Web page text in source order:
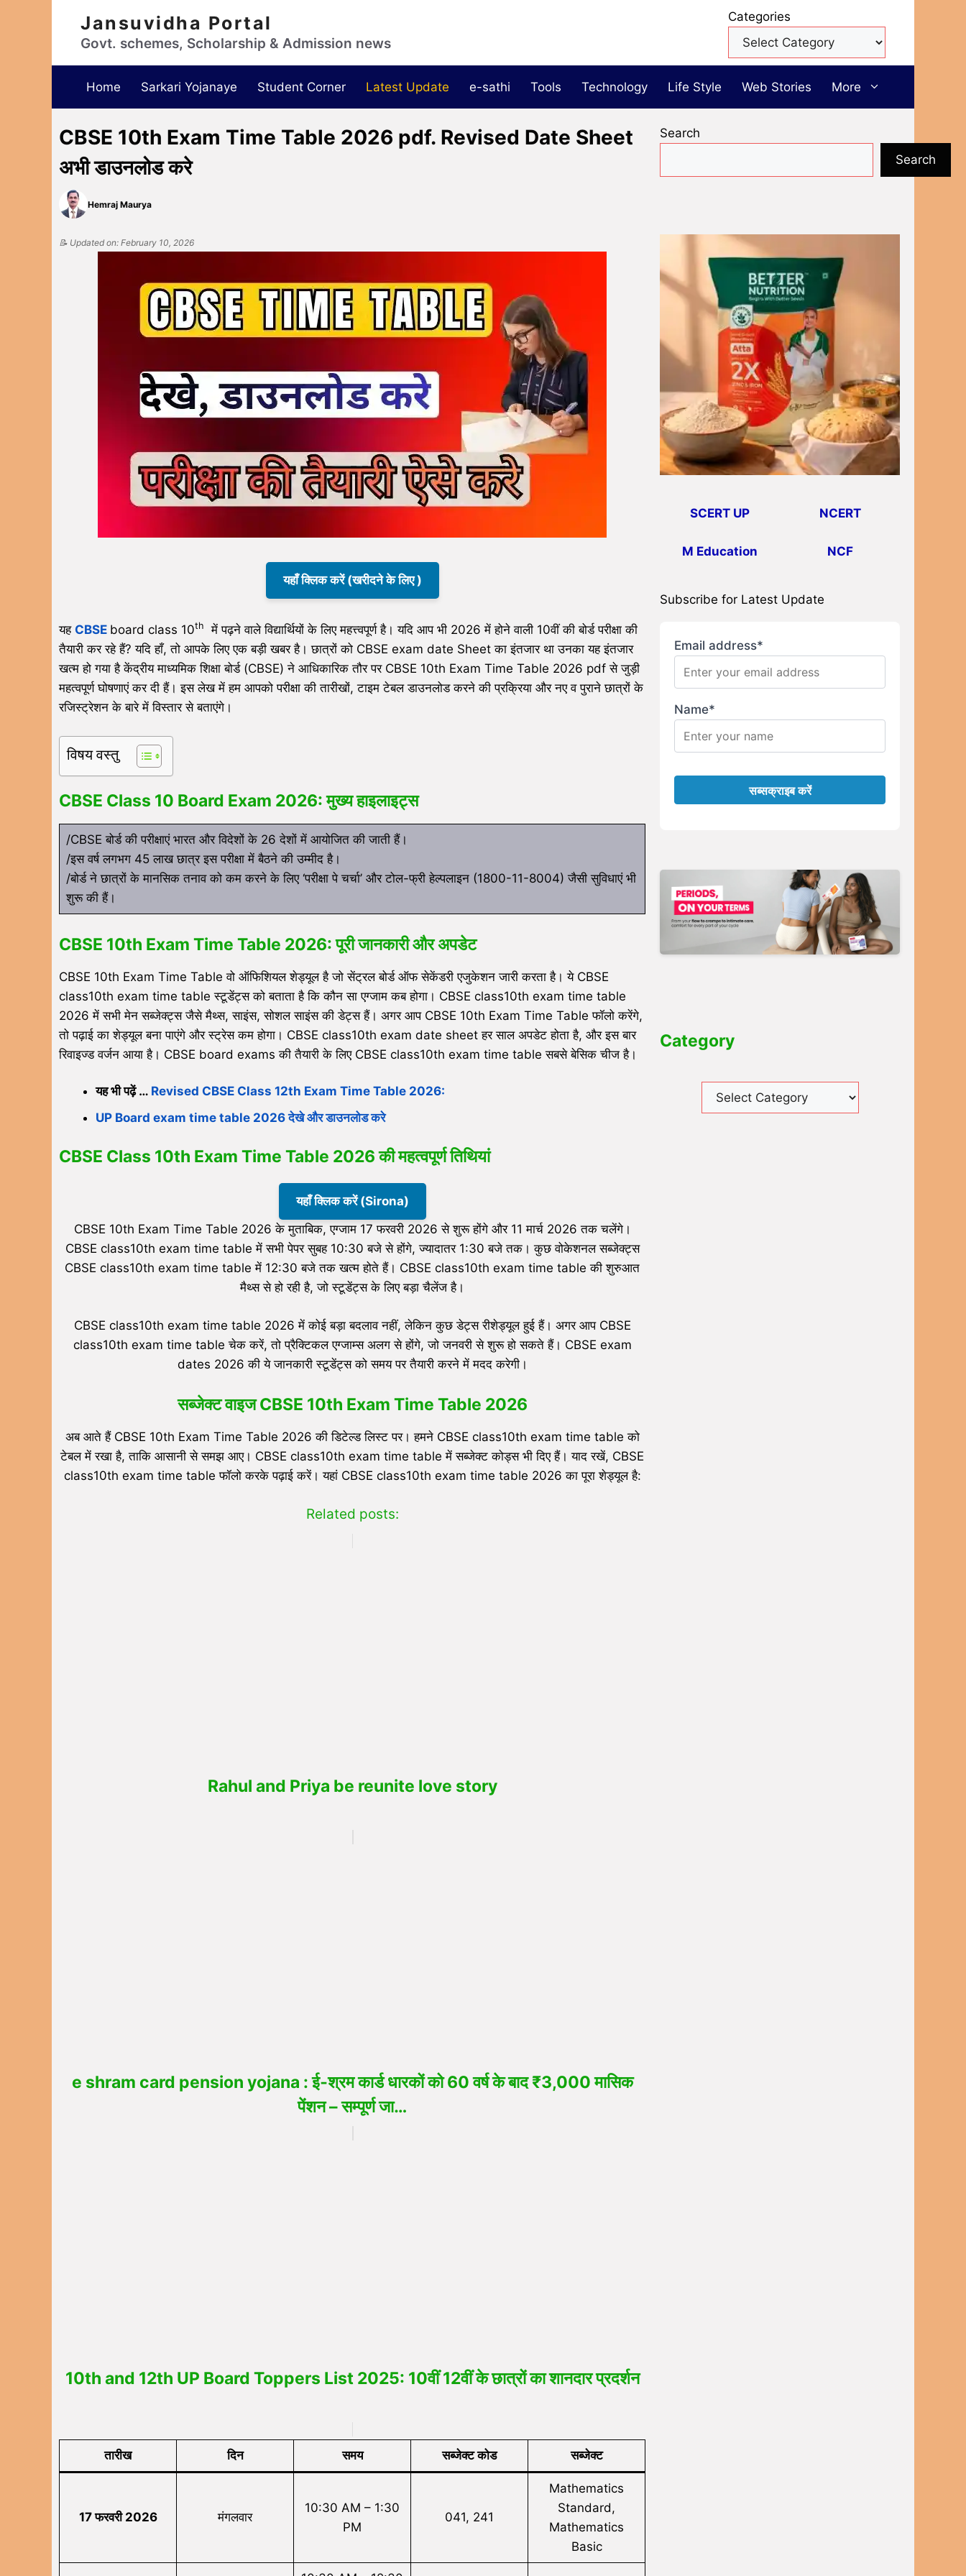
Jansuvidha Portal
Govt. schemes, Scholarship & Admission news
Categories
Home Sarkari Yojanaye Student Corner Latest Update e-sathi Tools Technology Life Style Web Stories More
CBSE 10th Exam Time Table 2026 pdf. Revised Date Sheet
अभी डाउनलोड करे
Hemraj Maurya
📝 Updated on: February 10, 2026
यहाँ क्लिक करें (खरीदने के लिए )
यह CBSE board class 10th
में पढ़ने वाले विद्यार्थियों के लिए महत्त्वपूर्ण है। यदि आप भी 2026 में होने वाली 10वीं की बोर्ड परीक्षा की
तैयारी कर रहे हैं? यदि हाँ, तो आपके लिए एक बड़ी खबर है। छात्रों को CBSE exam date Sheet का इंतजार था उनका यह इंतजार
खत्म हो गया है केंद्रीय माध्यमिक शिक्षा बोर्ड (CBSE) ने आधिकारिक तौर पर CBSE 10th Exam Time Table 2026 pdf से जुड़ी
महत्वपूर्ण घोषणाएं कर दी हैं। इस लेख में हम आपको परीक्षा की तारीखों, टाइम टेबल डाउनलोड करने की प्रक्रिया और नए व पुराने छात्रों के
रजिस्ट्रेशन के बारे में विस्तार से बताएंगे।
विषय वस्तु
CBSE Class 10 Board Exam 2026: मुख्य हाइलाइट्स
/CBSE बोर्ड की परीक्षाएं भारत और विदेशों के 26 देशों में आयोजित की जाती हैं।
/इस वर्ष लगभग 45 लाख छात्र इस परीक्षा में बैठने की उम्मीद है।
/बोर्ड ने छात्रों के मानसिक तनाव को कम करने के लिए ‘परीक्षा पे चर्चा’ और टोल-फ्री हेल्पलाइन (1800-11-8004) जैसी सुविधाएं भी
शुरू की हैं।
CBSE 10th Exam Time Table 2026: पूरी जानकारी और अपडेट
CBSE 10th Exam Time Table वो ऑफिशियल शेड्यूल है जो सेंट्रल बोर्ड ऑफ सेकेंडरी एजुकेशन जारी करता है। ये CBSE
class10th exam time table स्टूडेंट्स को बताता है कि कौन सा एग्जाम कब होगा। CBSE class10th exam time table
2026 में सभी मेन सब्जेक्ट्स जैसे मैथ्स, साइंस, सोशल साइंस की डेट्स हैं। अगर आप CBSE 10th Exam Time Table फॉलो करेंगे,
तो पढ़ाई का शेड्यूल बना पाएंगे और स्ट्रेस कम होगा। CBSE class10th exam date sheet हर साल अपडेट होता है, और इस बार
रिवाइज्ड वर्जन आया है। CBSE board exams की तैयारी के लिए CBSE class10th exam time table सबसे बेसिक चीज है।
यह भी पढ़ें … Revised CBSE Class 12th Exam Time Table 2026:
UP Board exam time table 2026 देखे और डाउनलोड करे
CBSE Class 10th Exam Time Table 2026 की महत्वपूर्ण तिथियां
यहाँ क्लिक करें (Sirona)
CBSE 10th Exam Time Table 2026 के मुताबिक, एग्जाम 17 फरवरी 2026 से शुरू होंगे और 11 मार्च 2026 तक चलेंगे।
CBSE class10th exam time table में सभी पेपर सुबह 10:30 बजे से होंगे, ज्यादातर 1:30 बजे तक। कुछ वोकेशनल सब्जेक्ट्स
CBSE class10th exam time table में 12:30 बजे तक खत्म होते हैं। CBSE class10th exam time table की शुरुआत
मैथ्स से हो रही है, जो स्टूडेंट्स के लिए बड़ा चैलेंज है।
CBSE class10th exam time table 2026 में कोई बड़ा बदलाव नहीं, लेकिन कुछ डेट्स रीशेड्यूल हुई हैं। अगर आप CBSE
class10th exam time table चेक करें, तो प्रैक्टिकल एग्जाम्स अलग से होंगे, जो जनवरी से शुरू हो सकते हैं। CBSE exam
dates 2026 की ये जानकारी स्टूडेंट्स को समय पर तैयारी करने में मदद करेगी।
सब्जेक्ट वाइज CBSE 10th Exam Time Table 2026
अब आते हैं CBSE 10th Exam Time Table 2026 की डिटेल्ड लिस्ट पर। हमने CBSE class10th exam time table को
टेबल में रखा है, ताकि आसानी से समझ आए। CBSE class10th exam time table में सब्जेक्ट कोड्स भी दिए हैं। याद रखें, CBSE
class10th exam time table फॉलो करके पढ़ाई करें। यहां CBSE class10th exam time table 2026 का पूरा शेड्यूल है:
Related posts:
Rahul and Priya be reunite love story
e shram card pension yojana : ई‑श्रम कार्ड धारकों को 60 वर्ष के बाद ₹3,000 मासिक
पेंशन – सम्पूर्ण जा…
10th and 12th UP Board Toppers List 2025: 10वीं 12वीं के छात्रों का शानदार प्रदर्शन
तारीख दिन समय सब्जेक्ट कोड सब्जेक्ट
17फरवरी 2026 मंगलवार
10:30 AM – 1:30
PM
041, 241
Mathematics
Standard,
Mathematics
Basic
Search
Search
SCERT UP
M Education
NCERT
NCF
Subscribe for Latest Update
Email address*
Name*
Category